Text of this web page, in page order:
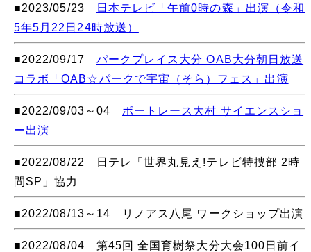
■2023/05/23
日本テレビ「午前0時の森」出演（令和
5年5月22日24時放送）
■2022/09/17 パークプレイス大分 OAB大分朝日放送
コラボ「OAB☆パークで宇宙（そら）フェス」出演
■2022/09/03～04 ボートレース大村 サイエンスショ
ー出演
■2022/08/22 日テレ「世界丸見え!テレビ特捜部 2時
間SP」協力
■2022/08/13～14 リノアス八尾 ワークショップ出演
■2022/08/04 第45回 全国育樹祭大分大会100日前イ